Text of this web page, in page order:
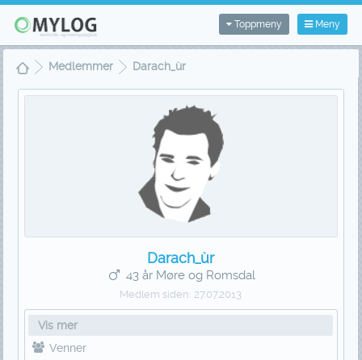
Meny
Toppmeny
Medlemmer Darach_ùr
Darach_ùr
43 år Møre og Romsdal
Medlem siden: 27.07.2013
Vis mer
Venner